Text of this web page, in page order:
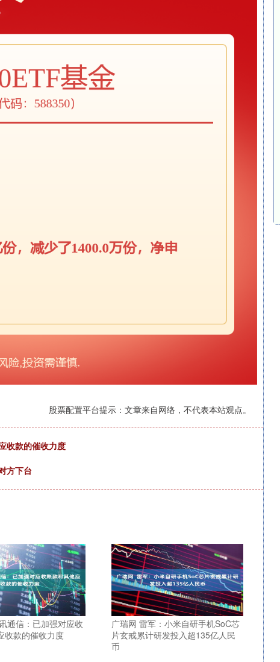
股票配置平台提示：文章来自网络，不代表本站观点。
收款的催收力度
方下台
通信：已加强对应收
收款的催收力度
广瑞网 雷军：小米自研手机SoC芯
片玄戒累计研发投入超135亿人民
币